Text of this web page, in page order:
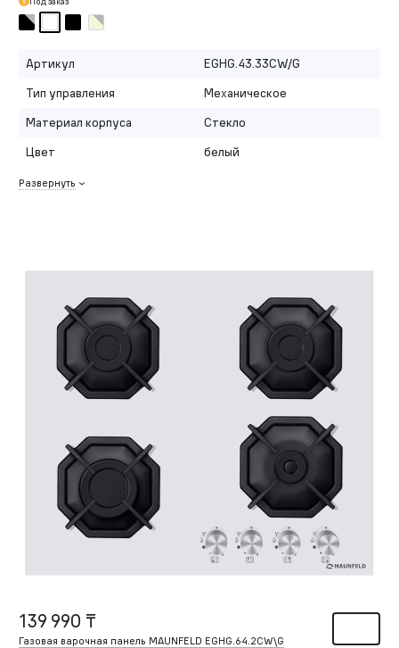
Артикул
EGHG.43.33CW/G
Тип управления
Механическое
Материал корпуса
Стекло
Цвет
белый
Развернуть
139 990 ₸
Газовая варочная панель MAUNFELD EGHG.64.2CW\G